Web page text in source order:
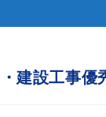
建設工事優